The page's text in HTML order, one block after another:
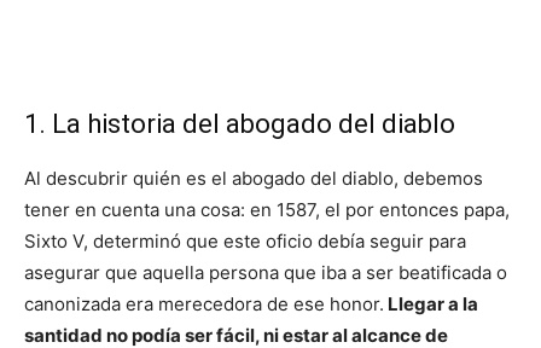
1. La historia del abogado del diablo
Al descubrir quién es el abogado del diablo, debemos
tener en cuenta una cosa: en 1587, el por entonces papa,
Sixto V, determinó que este oficio debía seguir para
asegurar que aquella persona que iba a ser beatificada o
canonizada era merecedora de ese honor. Llegar a la
santidad no podía ser fácil, ni estar al alcance de